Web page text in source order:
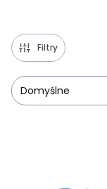
Filtry
Domyślne